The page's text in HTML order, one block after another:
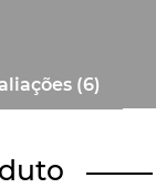
(6)